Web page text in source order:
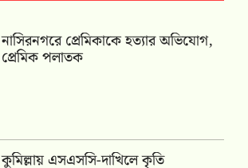
নাসিরনগরে প্রেমিকাকে হত্যার অভিযোগ,
প্রেমিক পলাতক
কুমিল্লায় এসএসসি-দাখিলে কৃতি